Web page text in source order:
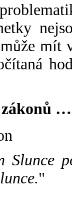
mít
zákonů …
Slunce
"